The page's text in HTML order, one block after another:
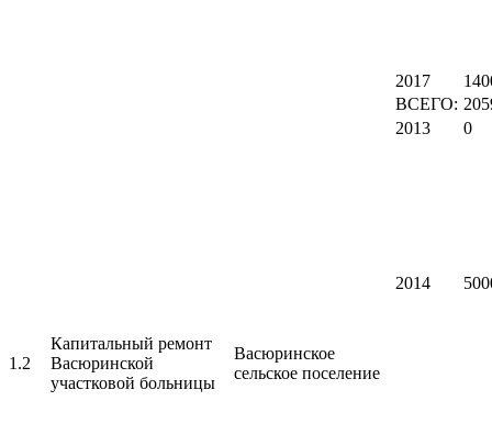
2017
1.2
Капитальный ремонт
Васюринской
участковой больницы
Васюринское
сельское поселение
ВСЕГО:
2013
0
2014